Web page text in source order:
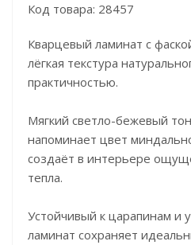
Код товара: 28457
Кварцевый ламинат с
лёгкая текстура
практичностью.
Мягкий светло-бежевый
напоминает цвет
создаёт в интерьере
тепла.
Устойчивый к царапинам и
ламинат сохраняет